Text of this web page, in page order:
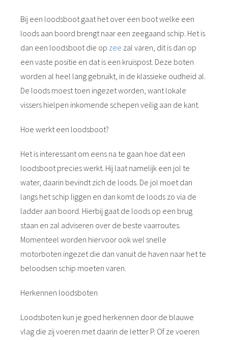
Bij een loodsboot gaat het over een boot welke een
loods aan boord brengt naar een zeegaand schip. Het is
dan een loodsboot die op zee zal varen, dit is dan op
een vaste positie en dat is een kruispost. Deze boten
worden al heel lang gebruikt, in de klassieke oudheid al.
De loods moest toen ingezet worden, want lokale
vissers hielpen inkomende schepen veilig aan de kant.
Hoe werkt een loodsboot?
Het is interessant om eens na te gaan hoe dat een
loodsboot precies werkt. Hij laat namelijk een jol te
water, daarin bevindt zich de loods. De jol moet dan
langs het schip liggen en dan komt de loods zo via de
ladder aan boord. Hierbij gaat de loods op een brug
staan en zal adviseren over de beste vaarroutes.
Momenteel worden hiervoor ook wel snelle
motorboten ingezet die dan vanuit de haven naar het te
beloodsen schip moeten varen.
Herkennen loodsboten
Loodsboten kun je goed herkennen door de blauwe
vlag die zij voeren met daarin de letter P. Of ze voeren